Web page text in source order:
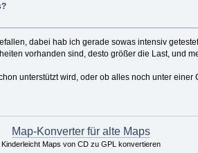
dabei hab ich gerade sowas intensiv
vorhanden sind, desto größer die Last, und
unterstützt wird, oder ob alles noch unter
Map-Konverter für alte Maps
Kinderleicht Maps von CD zu GPL konvertieren